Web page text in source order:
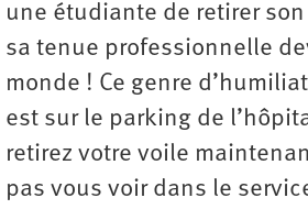
une étudiante de retirer
sa tenue professionnelle
monde ! Ce genre
est sur le parking de
retirez votre voile
pas vous voir dans le